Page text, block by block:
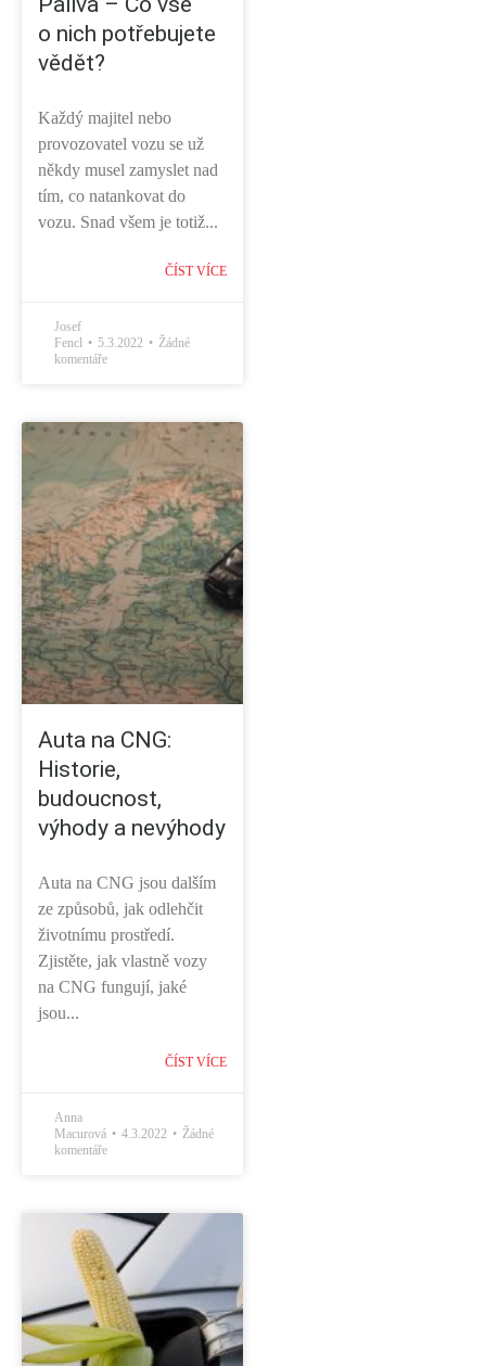
o nich potřebujete
vědět?
Každý majitel nebo
provozovatel vozu se už
někdy musel zamyslet nad
tím, co natankovat do
vozu. Snad všem je totiž...
ČÍST VÍCE
Josef
Fencl
5.3.2022
Žádné
komentáře
Auta na CNG:
Historie,
budoucnost,
výhody a nevýhody
Auta na CNG jsou dalším
ze způsobů, jak odlehčit
životnímu prostředí.
Zjistěte, jak vlastně vozy
na CNG fungují, jaké
jsou...
ČÍST VÍCE
Anna
Macurová
4.3.2022
Žádné
komentáře